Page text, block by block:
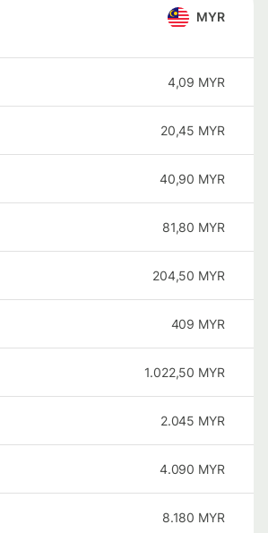
MYR
4,09 MYR
20,45 MYR
40,90 MYR
81,80 MYR
204,50 MYR
409 MYR
1.022,50 MYR
2.045 MYR
4.090 MYR
8.180 MYR